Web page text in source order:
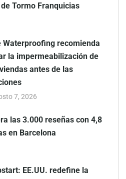
Tormo Franquicias
Waterproofing recomienda
la impermeabilización de
antes de las
7, 2026
las 3.000 reseñas con 4,8
en Barcelona
EE.UU. redefine la